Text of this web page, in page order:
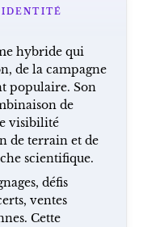
IDENTITÉ
hybride qui
de la campagne
populaire. Son
de
visibilité
de terrain et de
scientifique.
défis
ventes
Cette